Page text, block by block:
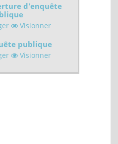
d'enquête
Visionner
publique
Visionner